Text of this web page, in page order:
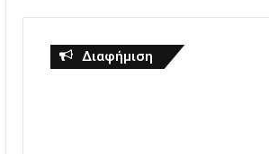
Διαφήμιση